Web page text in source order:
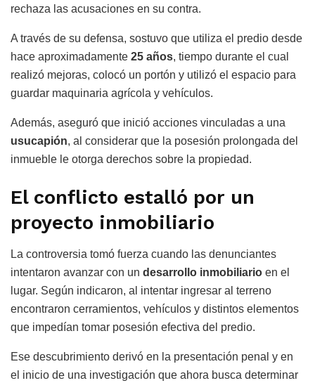
rechaza las acusaciones en su contra.
A través de su defensa, sostuvo que utiliza el predio desde
hace aproximadamente 25 años, tiempo durante el cual
realizó mejoras, colocó un portón y utilizó el espacio para
guardar maquinaria agrícola y vehículos.
Además, aseguró que inició acciones vinculadas a una
usucapión, al considerar que la posesión prolongada del
inmueble le otorga derechos sobre la propiedad.
El conflicto estalló por un
proyecto inmobiliario
La controversia tomó fuerza cuando las denunciantes
intentaron avanzar con un desarrollo inmobiliario en el
lugar. Según indicaron, al intentar ingresar al terreno
encontraron cerramientos, vehículos y distintos elementos
que impedían tomar posesión efectiva del predio.
Ese descubrimiento derivó en la presentación penal y en
el inicio de una investigación que ahora busca determinar